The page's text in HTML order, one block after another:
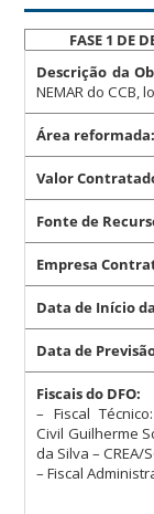
FASE 1 DE
Descrição da
NEMAR do
Área reformada:
Valor
Fonte de
Empresa
Data de Início
Data de
Fiscais do DFO:
– Fiscal
Civil Guilherme
da Silva – CREA/
– Fiscal